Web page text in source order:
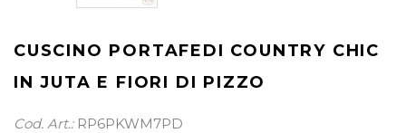
CUSCINO PORTAFEDI COUNTRY CHIC
IN JUTA E FIORI DI PIZZO
Cod. Art.: RP6PKWM7PD